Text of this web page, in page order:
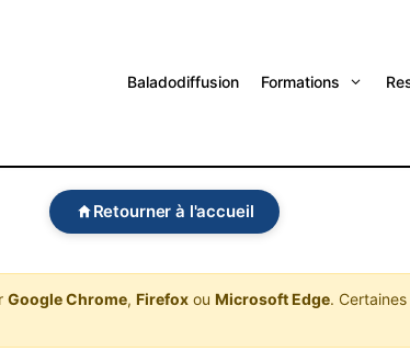
Baladodiffusion Formations
Retourner à l'accueil
Google Chrome, Firefoxou Microsoft Edge. Certaines